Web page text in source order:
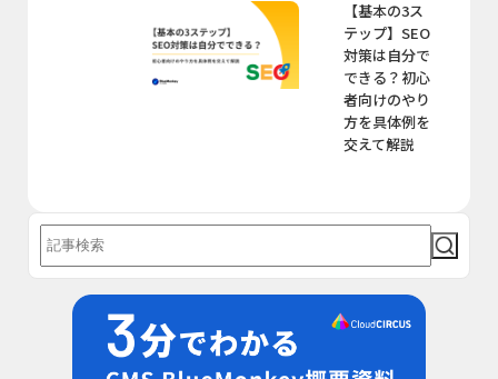
【基本の3ス
テップ】SEO
対策は自分で
できる？初心
者向けのやり
方を具体例を
交えて解説